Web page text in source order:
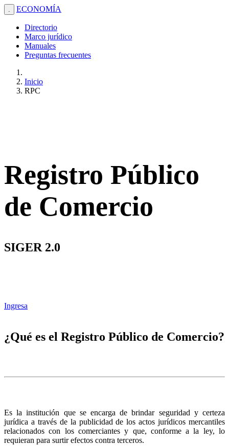
. ECONOMÍA
Directorio
Marco jurídico
Manuales
Preguntas frecuentes
Inicio
RPC
Registro Público
de Comercio
SIGER 2.0
Ingresa
¿Qué es el Registro Público de Comercio?
Es la institución que se encarga de brindar seguridad y certeza
jurídica a través de la publicidad de los actos jurídicos mercantiles
relacionados con los comerciantes y que, conforme a la ley, lo
requieran para surtir efectos contra terceros.